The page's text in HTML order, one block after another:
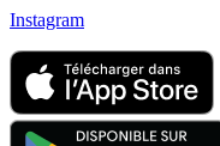
Instagram